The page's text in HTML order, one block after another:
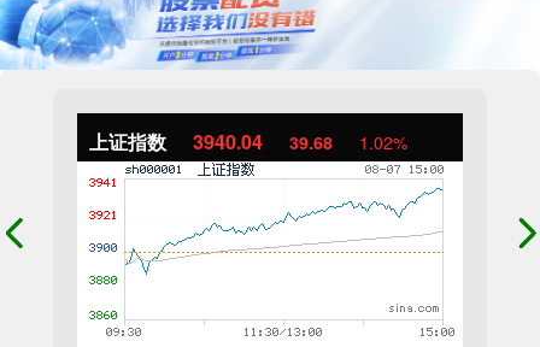
上证指数 3940.04 39.68 1.02%